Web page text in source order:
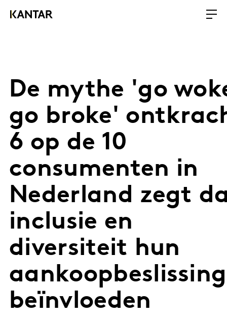
De mythe 'go
go broke'
6 op de 10
consumenten in
Nederland zegt
inclusie en
diversiteit hun
beïnvloeden